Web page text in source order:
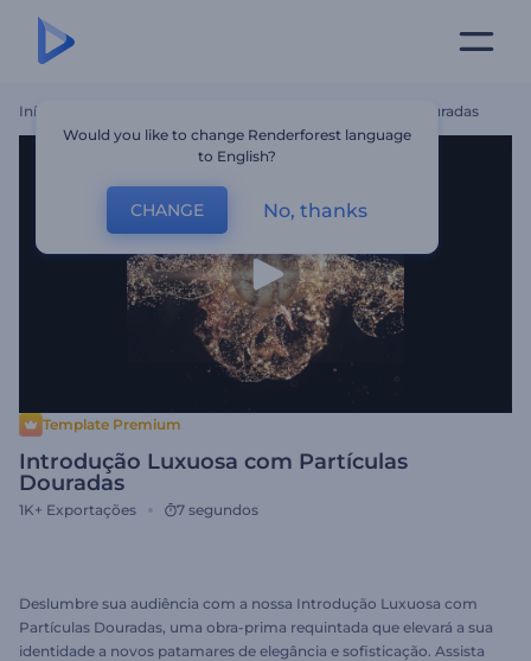
Início Introdução Luxuosa Com Partículas Douradas
Template Premium
Introdução Luxuosa com Partículas
Douradas
1K+ Exportações 7 segundos
Deslumbre sua audiência com a nossa Introdução Luxuosa com
Partículas Douradas, uma obra-prima requintada que elevará a sua
identidade a novos patamares de elegância e sofisticação. Assista
Would you like to change Renderforest language
to English?
CHANGE No, thanks